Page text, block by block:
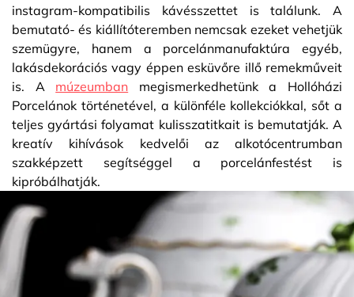
instagram-kompatibilis kávésszettet is találunk. A
bemutató- és kiállítóteremben nemcsak ezeket vehetjük
szemügyre, hanem a porcelánmanufaktúra egyéb,
lakásdekorációs vagy éppen esküvőre illő remekműveit
is. A múzeumban megismerkedhetünk a Hollóházi
Porcelánok történetével, a különféle kollekciókkal, sőt a
teljes gyártási folyamat kulisszatitkait is bemutatják. A
kreatív kihívások kedvelői az alkotócentrumban
szakképzett segítséggel a porcelánfestést is
kipróbálhatják.